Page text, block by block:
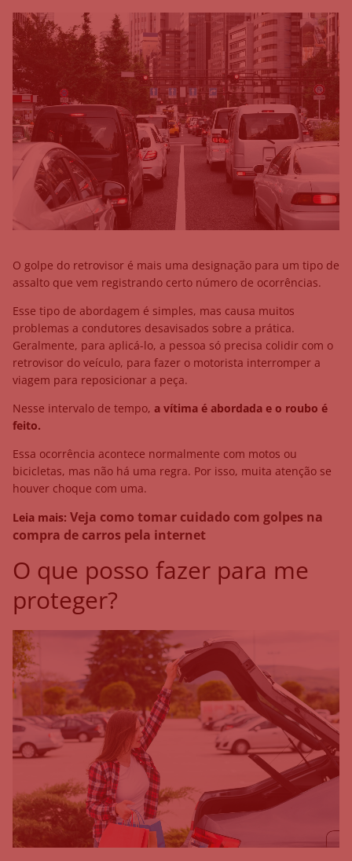
O golpe do retrovisor é mais uma designação para um tipo de
assalto que vem registrando certo número de ocorrências.
Esse tipo de abordagem é simples, mas causa muitos
problemas a condutores desavisados sobre a prática.
Geralmente, para aplicá-lo, a pessoa só precisa colidir com o
retrovisor do veículo, para fazer o motorista interromper a
viagem para reposicionar a peça.
Nesse intervalo de tempo, a vítima é abordada e o roubo é
feito.
Essa ocorrência acontece normalmente com motos ou
bicicletas, mas não há uma regra. Por isso, muita atenção se
houver choque com uma.
Leia mais: Veja como tomar cuidado com golpes na
compra de carros pela internet
O que posso fazer para me
proteger?